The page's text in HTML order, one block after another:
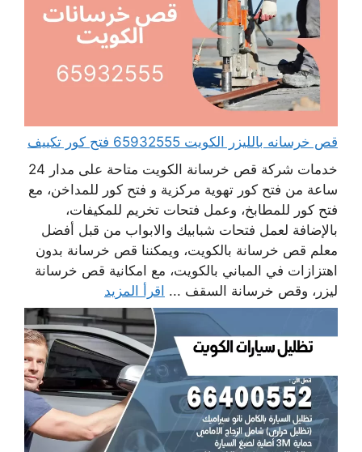
قص خرسانه بالليزر الكويت 65932555 فتح كور تكييف
خدمات شركة قص خرسانة الكويت متاحة على مدار 24
ساعة من فتح كور تهوية مركزية و فتح كور للمداخن، مع
فتح كور للمطابخ، وعمل فتحات تخريم للمكيفات،
بالإضافة لعمل فتحات شبابيك والابواب من قبل أفضل
معلم قص خرسانة بالكويت، ويمكننا قص خرسانة بدون
اهتزازات في المباني بالكويت، مع امكانية قص خرسانة
ليزر، وقص خرسانة السقف ... اقرأ المزيد